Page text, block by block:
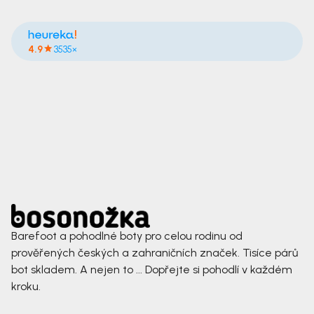
4.9 3535×
Barefoot a pohodlné boty pro celou rodinu od
prověřených českých a zahraničních značek. Tisíce párů
bot skladem. A nejen to ... Dopřejte si pohodlí v každém
kroku.